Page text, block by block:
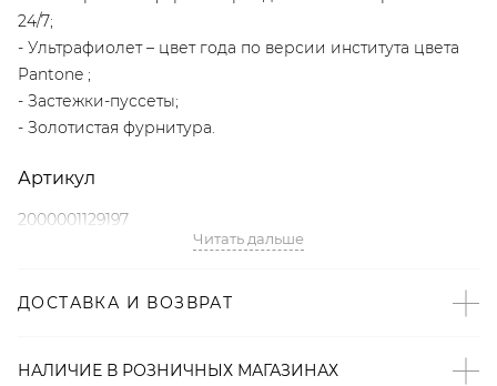
24/7;
- Ультрафиолет – цвет года по версии института цвета
Pantone ;
- Застежки-пуссеты;
- Золотистая фурнитура.
Артикул
2000001129197
Читать дальше
ДОСТАВКА И ВОЗВРАТ
НАЛИЧИЕ В РОЗНИЧНЫХ МАГАЗИНАХ